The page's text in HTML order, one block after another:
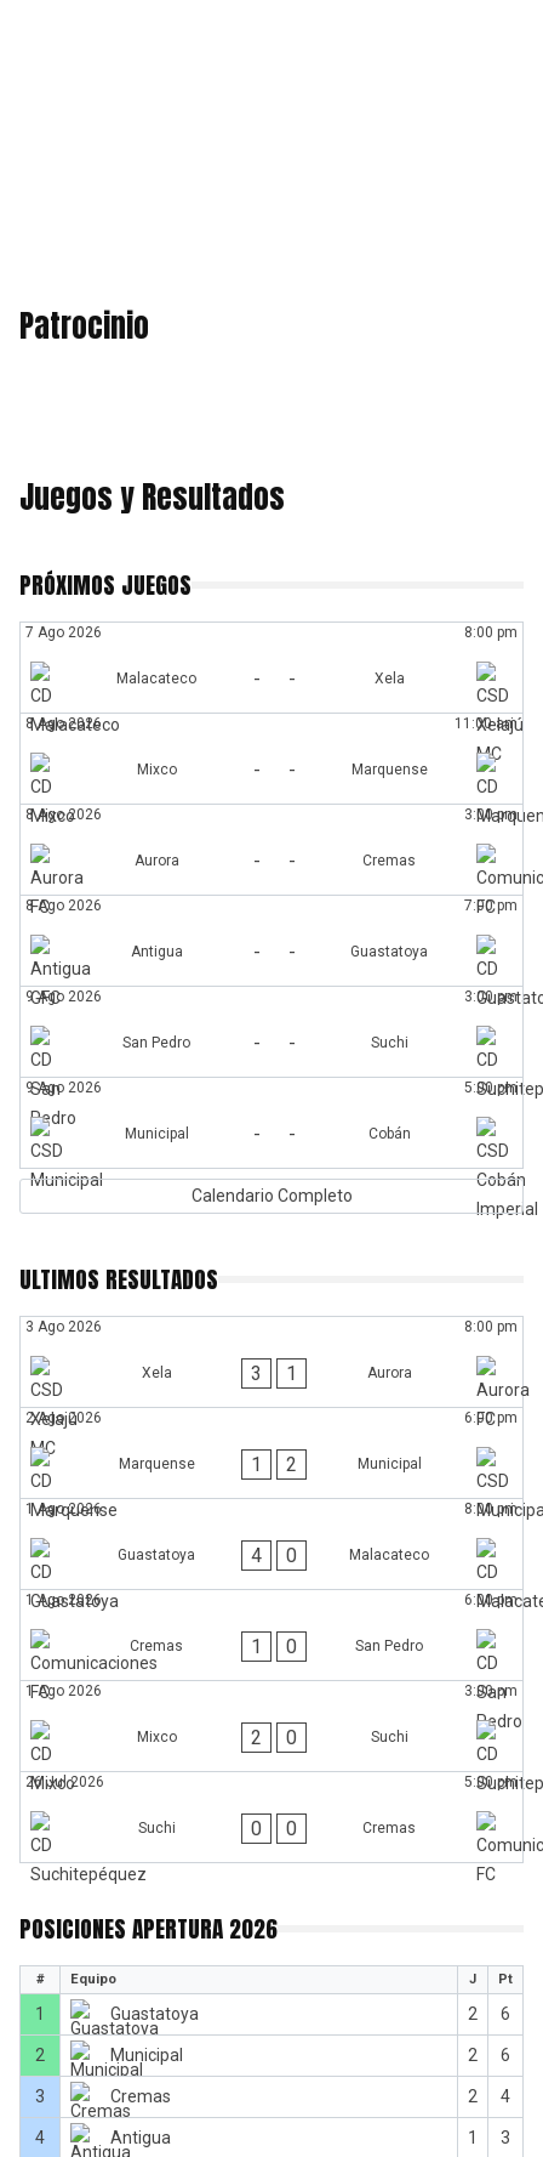
Patrocinio
Juegos y Resultados
PRÓXIMOS JUEGOS
7 Ago 2026 8:00 pm
Malacateco - - Xela
8 Ago 2026 11:00 am
Mixco - - Marquense
8 Ago 2026 3:00 pm
Aurora - - Cremas
8 Ago 2026 7:00 pm
Antigua - - Guastatoya
9 Ago 2026 3:00 pm
San Pedro - - Suchi
9 Ago 2026 5:00 pm
Municipal - - Cobán
Calendario Completo
ULTIMOS RESULTADOS
3 Ago 2026 8:00 pm
Xela 3 1 Aurora
2 Ago 2026 6:00 pm
Marquense 1 2 Municipal
1 Ago 2026 8:00 pm
Guastatoya 4 0 Malacateco
1 Ago 2026 6:00 pm
Cremas 1 0 San Pedro
1 Ago 2026 3:00 pm
Mixco 2 0 Suchi
26 Jul 2026 5:00 pm
Suchi 0 0 Cremas
POSICIONES APERTURA 2026
# Equipo J Pt
1 Guastatoya 2 6
2 Municipal 2 6
3 Cremas 2 4
4 Antigua 1 3